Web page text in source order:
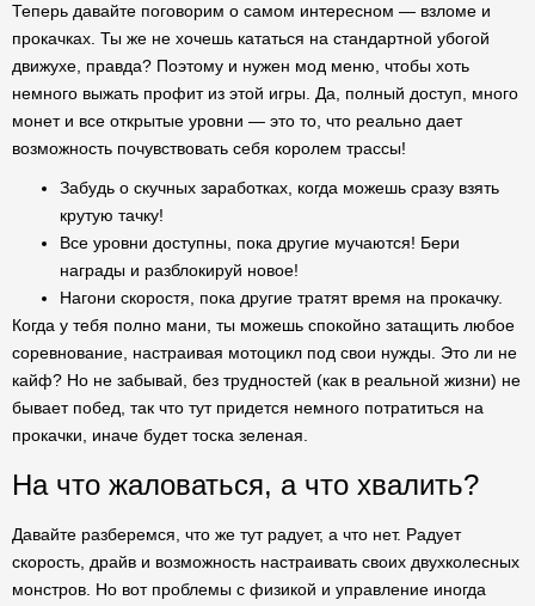
Теперь давайте поговорим о самом интересном — взломе и
прокачках. Ты же не хочешь кататься на стандартной убогой
движухе, правда? Поэтому и нужен мод меню, чтобы хоть
немного выжать профит из этой игры. Да, полный доступ, много
монет и все открытые уровни — это то, что реально дает
возможность почувствовать себя королем трассы!
Забудь о скучных заработках, когда можешь сразу взять
крутую тачку!
Все уровни доступны, пока другие мучаются! Бери
награды и разблокируй новое!
Нагони скоростя, пока другие тратят время на прокачку.
Когда у тебя полно мани, ты можешь спокойно затащить любое
соревнование, настраивая мотоцикл под свои нужды. Это ли не
кайф? Но не забывай, без трудностей (как в реальной жизни) не
бывает побед, так что тут придется немного потратиться на
прокачки, иначе будет тоска зеленая.
На что жаловаться, а что хвалить?
Давайте разберемся, что же тут радует, а что нет. Радует
скорость, драйв и возможность настраивать своих двухколесных
монстров. Но вот проблемы с физикой и управление иногда